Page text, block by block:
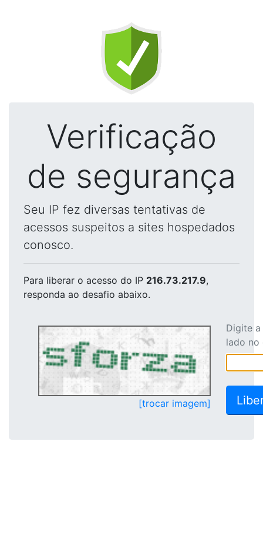
Verificação
de segurança
Seu IP fez diversas tentativas de
acessos suspeitos a sites hospedados
conosco.
Para liberar o acesso do IP 216.73.217.9,
responda ao desafio abaixo.
[trocar imagem]
Digite
lado no